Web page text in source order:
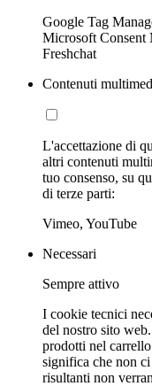
Google Tag
Microsoft Consent
Freshchat
Contenuti
L'accettazione di
altri contenuti
tuo consenso, su
di terze parti:
Vimeo, YouTube
Necessari
Sempre attivo
I cookie tecnici
del nostro sito
prodotti nel
significa che non
risultanti non